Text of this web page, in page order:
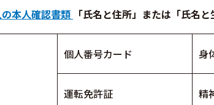
本人確認書類 「氏名と住所」または「氏名
個人番号カード 身
運転免許証 精